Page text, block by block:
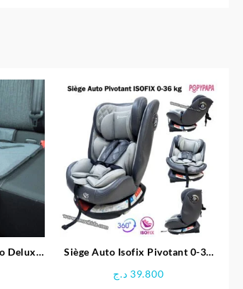
Deluxe
Siège Auto Isofix Pivotant 0-36
39.800 د.ج